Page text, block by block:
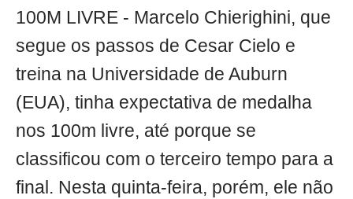
100M LIVRE - Marcelo Chierighini, que
segue os passos de Cesar Cielo e
treina na Universidade de Auburn
(EUA), tinha expectativa de medalha
nos 100m livre, até porque se
classificou com o terceiro tempo para a
final. Nesta quinta-feira, porém, ele não